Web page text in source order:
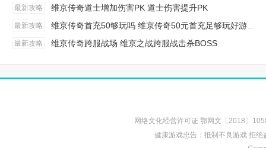
最新攻略 维京传奇道士增加伤害PK 道士伤害提升PK
最新攻略 维京传奇首充50够玩吗 维京传奇50元首充足够玩好游戏吗
最新攻略 维京传奇跨服战场 维京之战跨服战击杀BOSS
网络文化经营许可证 鄂网文〔2018〕
健康游戏忠告：抵制不良游戏 拒